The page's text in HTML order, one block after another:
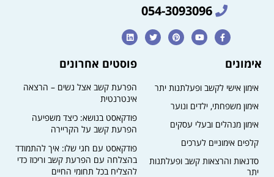
054-3093096
אימונים
אימון אישי לקשב ופעלתנות יתר
אימון משפחתי, ילדים ונוער
אימון מנהלים ובעלי עסקים
קלפים אימוניים לערכים
סדנאות והרצאות קשב ופעלתנות
יתר
פוסטים אחרונים
הפרעת קשב אצל נשים – הרצאה
אינטרנטית
פודקאסט בנושא: כיצד משפיעה
הפרעת קשב על הקריירה​
פודקאסט עם חגי שלו: איך להתמודד
בהצלחה עם הפרעת קשב וריכוז כדי
להצליח בכל תחומי החיים